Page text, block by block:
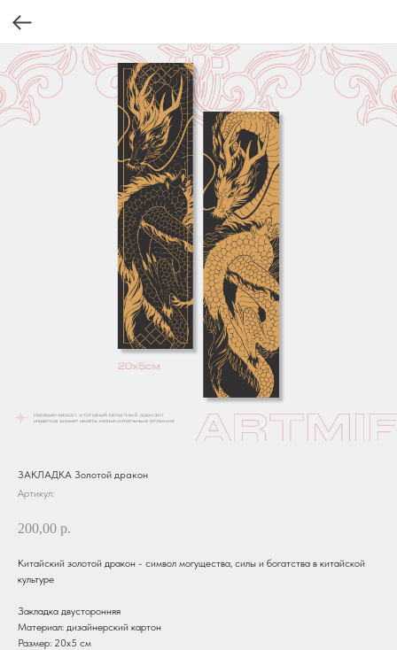
ЗАКЛАДКА Золотой дракон
Артикул:
200,00 р.
Китайский золотой дракон - символ могущества, силы и богатства в китайской
культуре
Закладка двусторонняя
Материал: дизайнерский картон
Размер: 20х5 см